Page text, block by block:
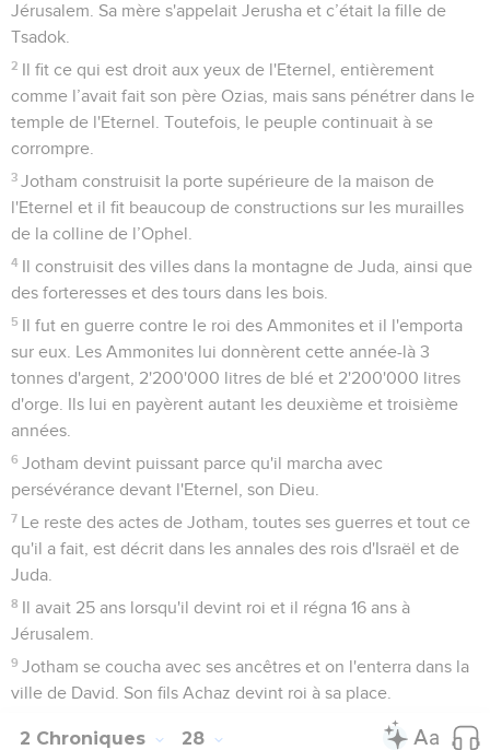
Jérusalem. Sa mère s'appelait Jerusha et c’était la fille de
Tsadok.
2 Il fit ce qui est droit aux yeux de l'Eternel, entièrement
comme l’avait fait son père Ozias, mais sans pénétrer dans le
temple de l'Eternel. Toutefois, le peuple continuait à se
corrompre.
3 Jotham construisit la porte supérieure de la maison de
l'Eternel et il fit beaucoup de constructions sur les murailles
de la colline de l’Ophel.
4 Il construisit des villes dans la montagne de Juda, ainsi que
des forteresses et des tours dans les bois.
5 Il fut en guerre contre le roi des Ammonites et il l'emporta
sur eux. Les Ammonites lui donnèrent cette année-là 3
tonnes d'argent, 2'200'000 litres de blé et 2'200'000 litres
d'orge. Ils lui en payèrent autant les deuxième et troisième
années.
6 Jotham devint puissant parce qu'il marcha avec
persévérance devant l'Eternel, son Dieu.
7 Le reste des actes de Jotham, toutes ses guerres et tout ce
qu'il a fait, est décrit dans les annales des rois d'Israël et de
Juda.
8 Il avait 25 ans lorsqu'il devint roi et il régna 16 ans à
Jérusalem.
9 Jotham se coucha avec ses ancêtres et on l'enterra dans la
ville de David. Son fils Achaz devint roi à sa place.
2 Chroniques 28